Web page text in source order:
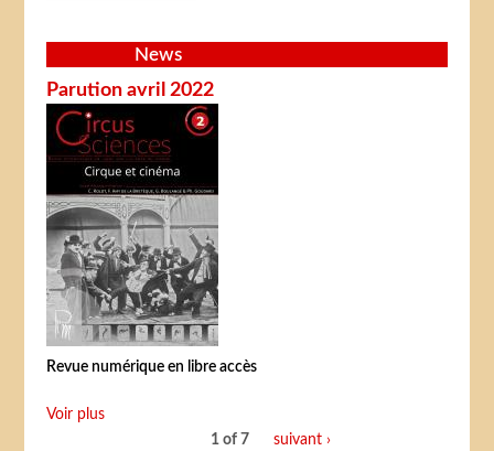
News
Parution avril 2022
Revue numérique en libre accès
Voir plus
1 of 7
suivant ›